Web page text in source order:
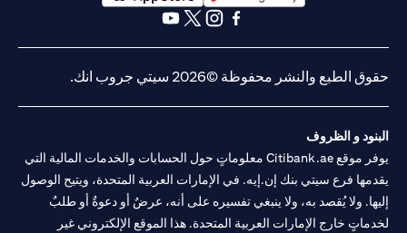
(opens in a new tab)
حقوق الطبع والنشر محفوظة ©2026 سيتي جروب انك.
البنود و الظروف
يوفر موقع Citibank.ae معلوماتٍ حول الحسابات والخدمات المالية التي
يقدمها فرع سيتي بنك إن.إيه. في الإمارات العربية المتحدة، ويتيح الوصول
إليها. ولا يُقصد به، ولا ينبغي تفسيره على أنه، عرضٌ أو دعوةٌ أو طلبٌ
لخدماتٍ خارج الإمارات العربية المتحدة. هذا الموقع الإلكتروني غير